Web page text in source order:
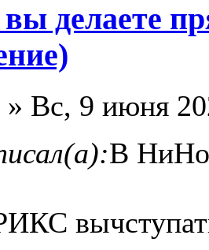
делаете
» Вс, 9 июня
В НиНо